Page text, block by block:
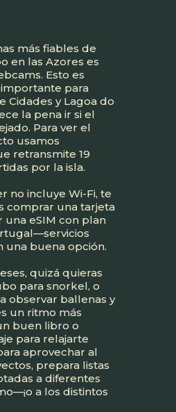
más fiables de
en las Azores es
Esto es
para
Cidades y Lagoa do
la pena ir si el
Para ver el
usamos
retransmite 19
por la isla.
no incluye Wi-Fi, te
comprar una tarjeta
una eSIM con plan
una buena opción.
quizá quieras
para snorkel, o
observar ballenas y
un ritmo más
buen libro o
para relajarte
aprovechar al
prepara listas
a diferentes
a los distintos